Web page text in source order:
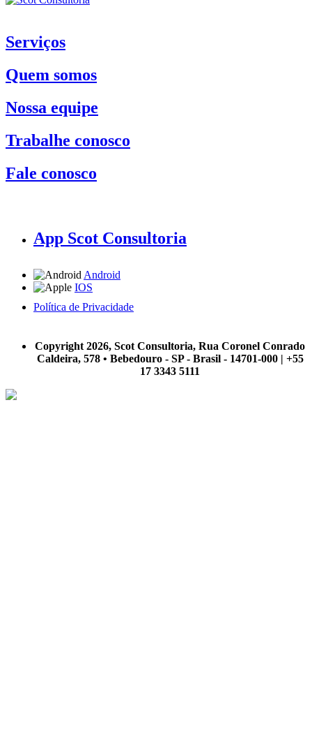
Serviços
Quem somos
Nossa equipe
Trabalhe conosco
Fale conosco
App Scot Consultoria
Android
IOS
Política de Privacidade
Copyright 2026, Scot Consultoria, Rua Coronel Conrado
Caldeira, 578 • Bebedouro - SP - Brasil - 14701-000 | +55
17 3343 5111